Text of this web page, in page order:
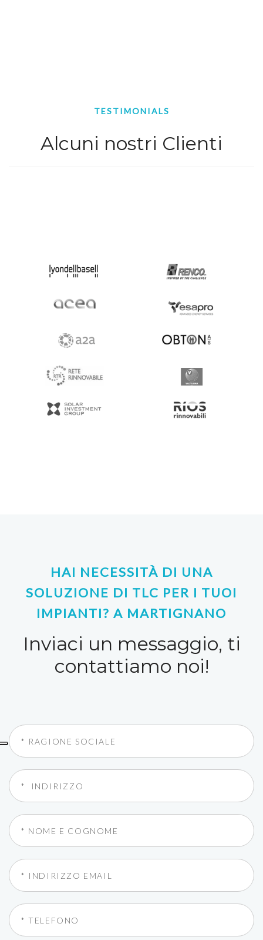
TESTIMONIALS
Alcuni nostri Clienti
HAI NECESSITÀ DI UNA
SOLUZIONE DI TLC PER I TUOI
IMPIANTI? A MARTIGNANO
Inviaci un messaggio, ti
contattiamo noi!